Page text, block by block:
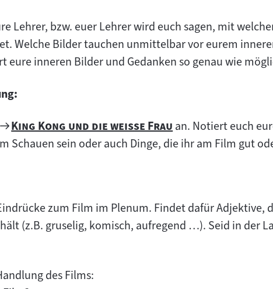
Lehrer, bzw. euer Lehrer wird euch sagen, mit
Welche Bilder tauchen unmittelbar vor eurem
eure inneren Bilder und Gedanken so genau wie
Zum
Filmarchiv:
"
King Kong und die weiße Frau "
an. Notiert euch
Schauen sein oder auch Dinge, die ihr am Film gut
zum Film im Plenum. Findet dafür Adjektive,
(z.B. gruselig, komisch, aufregend …). Seid in der
des Films: